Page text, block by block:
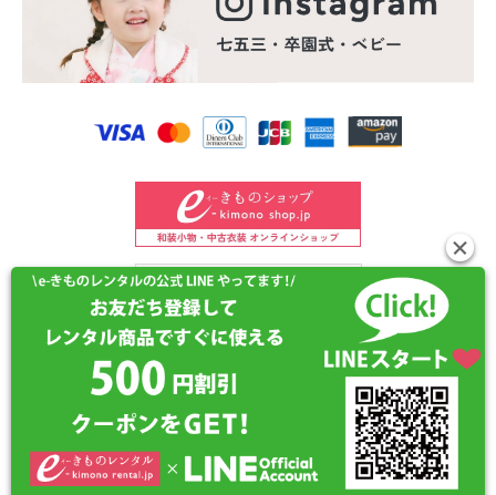
©2024 e-kimono-rental